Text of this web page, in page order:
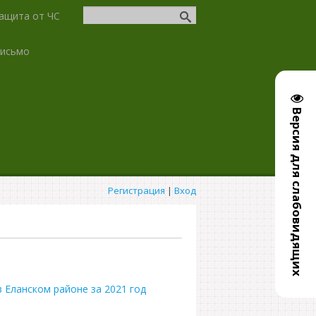
Версия для слабовидящих
от ЧС
Регистрация | Вход
районе за 2021 год